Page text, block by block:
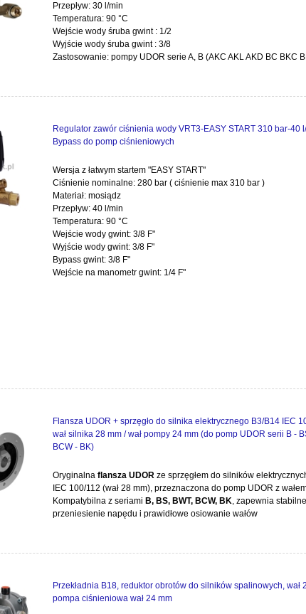
Przepływ: 30 l/min
Temperatura: 90 °C
Wejście wody śruba gwint : 1/2
Wyjście wody śruba gwint : 3/8
Zastosowanie: pompy UDOR serie A, B (AKC AKL AKD BC BKC
Regulator zawór ciśnienia wody VRT3-EASY START 310 bar-40
Bypass do pomp ciśnieniowych
Wersja z łatwym startem "EASY START"
Ciśnienie nominalne: 280 bar ( ciśnienie max 310 bar )
Materiał: mosiądz
Przepływ: 40 l/min
Temperatura: 90 °C
Wejście wody gwint: 3/8 F"
Wyjście wody gwint: 3/8 F"
Bypass gwint: 3/8 F"
Wejście na manometr gwint: 1/4 F"
Flansza UDOR + sprzęgło do silnika elektrycznego B3/B14 IEC
wał silnika 28 mm / wał pompy 24 mm (do pomp UDOR serii B -
BCW - BK)
Oryginalna flansza UDORze sprzęgłem do silników
IEC 100/112 (wał 28 mm), przeznaczona do pomp UDOR z
Kompatybilna z seriami B, BS, BWT, BCW, BK, zapewnia stabilne
przeniesienie napędu i prawidłowe osiowanie wałów
Przekładnia B18, reduktor obrotów do silników spalinowych, wał
pompa ciśnieniowa wał 24 mm